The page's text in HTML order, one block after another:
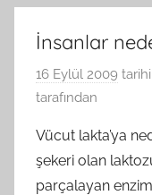
İnsanlar
16 Eylül 2009
tarafından
Vücut lakta’ya
şekeri olan
parçalayan